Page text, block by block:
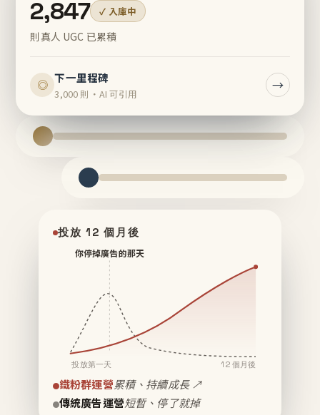
2,847 ✓ 入庫中
則真人 UGC 已累積
◎ 下一里程碑
3,000 則・AI 可引用
→
投放 12 個月後
你停掉廣告的那天
投放第一天 12 個月後
鐵粉群運營累積、持續成長 ↗
傳統廣告運營短暫、停了就掉